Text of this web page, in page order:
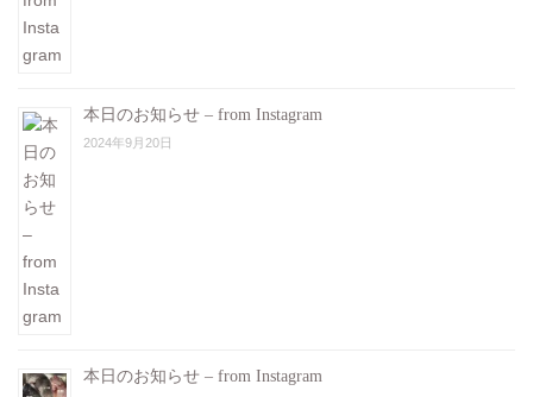
本日のお知らせ – from Instagram
2024年9月20日
本日のお知らせ – from Instagram